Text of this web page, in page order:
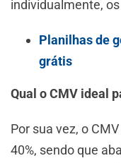
individualmente,
Planilhas de
grátis
Qual o CMV ideal
Por sua vez, o
40%, sendo que